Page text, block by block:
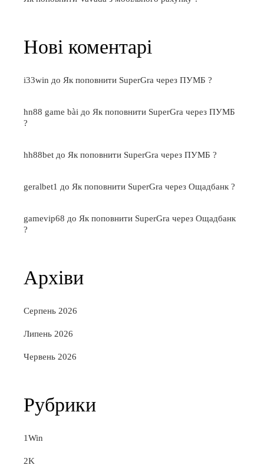
Нові коментарі
i33win до Як поповнити SuperGra через ПУМБ ?
hn88 game bài до Як поповнити SuperGra через ПУМБ
?
hh88bet до Як поповнити SuperGra через ПУМБ ?
geralbet1 до Як поповнити SuperGra через Ощадбанк ?
gamevip68 до Як поповнити SuperGra через Ощадбанк
?
Архіви
Серпень 2026
Липень 2026
Червень 2026
Рубрики
1Win
2K